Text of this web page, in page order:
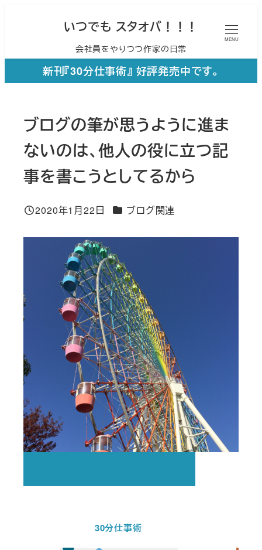
ン
いつでも スタオバ！！！
会社員をやりつつ作家の日常
MENU
新刊『30分仕事術』 好評発売中です。
ブログの筆が思うように進ま
ないのは、他人の役に立つ記
事を書こうとしてるから
投稿日
2020年1月22日 カテゴリー
ブログ関連
30分仕事術